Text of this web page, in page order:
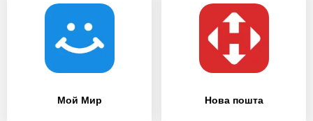
Мой Мир Нова пошта